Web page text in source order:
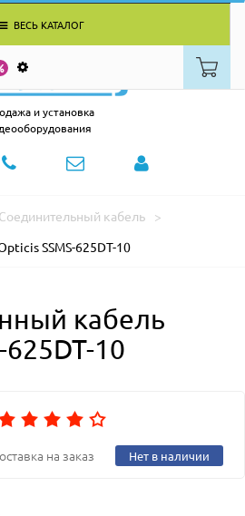
ВЕСЬ КАТАЛОГ
и установка
Соединительный кабель
SSMS-625DT-10
кабель
625DT-10
на заказ Нет в наличии